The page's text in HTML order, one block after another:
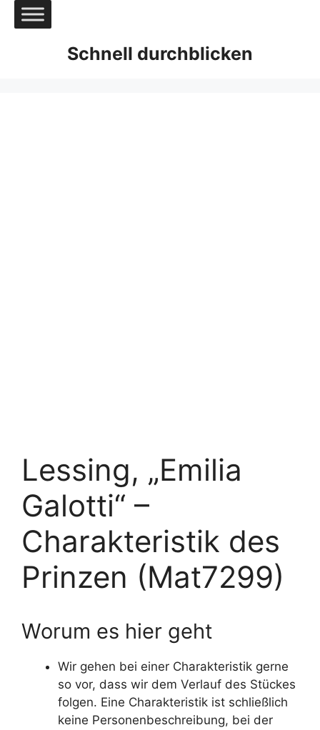
Zum
Inhalt
Schnell durchblicken
Lessing, „Emilia
Galotti“ –
Charakteristik des
Prinzen (Mat7299)
Worum es hier geht
Wir gehen bei einer Charakteristik gerne
so vor, dass wir dem Verlauf des Stückes
folgen. Eine Charakteristik ist schließlich
keine Personenbeschreibung, bei der